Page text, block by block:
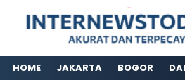
HOME JAKARTA BOGOR